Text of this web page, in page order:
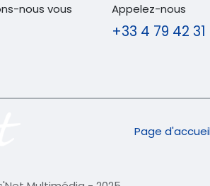
nous vous
Appelez-nous
+33 4 79 42 31
Page